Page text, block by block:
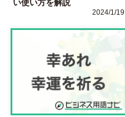
い使い方を解説
2024/1/19